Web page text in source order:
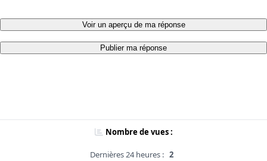
Voir un aperçu de ma réponse
Publier ma réponse
Nombre de vues :
Dernières 24 heures : 2